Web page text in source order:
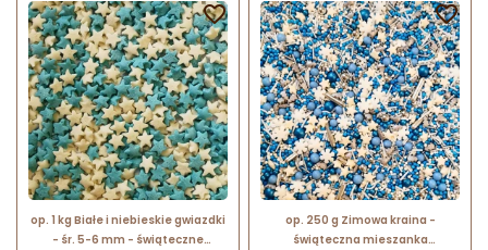
op. 1 kg Białe i niebieskie gwiazdki
- śr. 5-6 mm - świąteczne

op. 250 g Zimowa kraina -
świąteczna mieszanka
